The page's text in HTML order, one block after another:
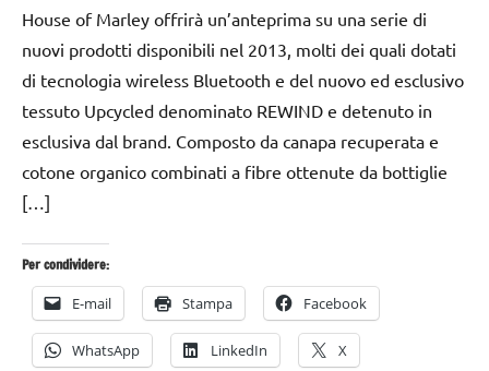
House of Marley offrirà un’anteprima su una serie di
nuovi prodotti disponibili nel 2013, molti dei quali dotati
di tecnologia wireless Bluetooth e del nuovo ed esclusivo
tessuto Upcycled denominato REWIND e detenuto in
esclusiva dal brand. Composto da canapa recuperata e
cotone organico combinati a fibre ottenute da bottiglie
[…]
Per condividere:
E-mail Stampa Facebook
WhatsApp LinkedIn X